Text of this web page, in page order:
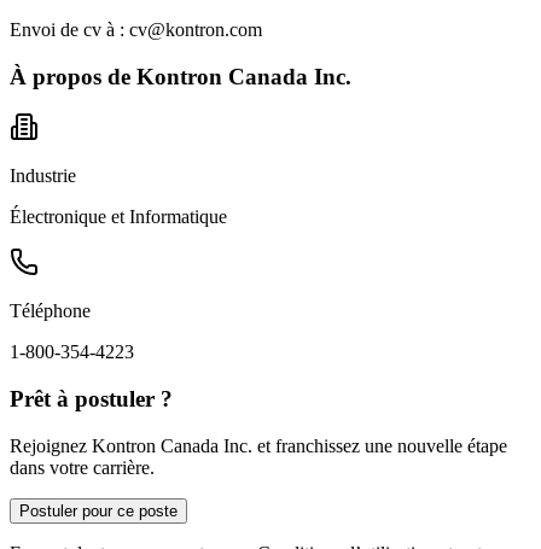
Envoi de cv à : cv@kontron.com
À propos de Kontron Canada Inc.
Industrie
Électronique et Informatique
Téléphone
1-800-354-4223
Prêt à postuler ?
Rejoignez Kontron Canada Inc. et franchissez une nouvelle étape
dans votre carrière.
Postuler pour ce poste